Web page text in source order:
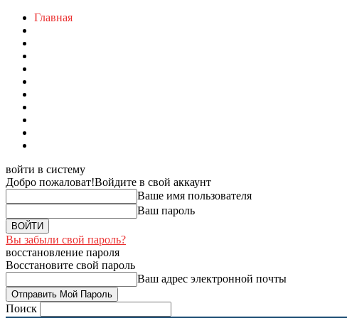
Главная
войти в систему
Добро пожаловат!Войдите в свой аккаунт
Ваше имя пользователя
Ваш пароль
Вы забыли свой пароль?
восстановление пароля
Восстановите свой пароль
Ваш адрес электронной почты
Поиск